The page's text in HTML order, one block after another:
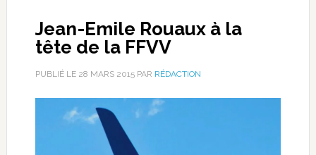
Jean-Emile Rouaux à la
tête de la FFVV
PUBLIÉ LE 28 MARS 2015PAR RÉDACTION